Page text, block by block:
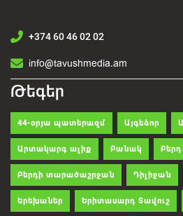
+374 60 46 02 02
info@tavushmedia.am
Թեգեր
44-օրյա պատերազմ Այգեձոր
Արտակարգ ալիք Բանակ Բերդ
Բերդի տարածաշրջան Դիլիջան
Երեխաներ Երիտասարդ Տավուշ